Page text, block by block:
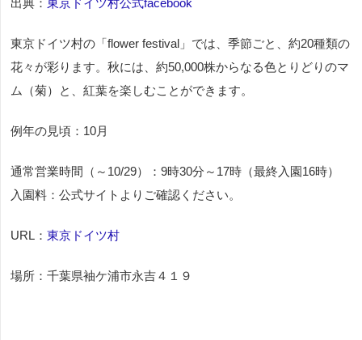
出典： 東京ドイツ村公式facebook
東京ドイツ村の「flower festival」では、季節ごと、約20種類の
花々が彩ります。秋には、約50,000株からなる色とりどりのマ
ム（菊）と、紅葉を楽しむことができます。
例年の見頃：10月
通常営業時間（～10/29）：9時30分～17時（最終入園16時）
入園料：公式サイトよりご確認ください。
URL： 東京ドイツ村
場所：千葉県袖ケ浦市永吉４１９